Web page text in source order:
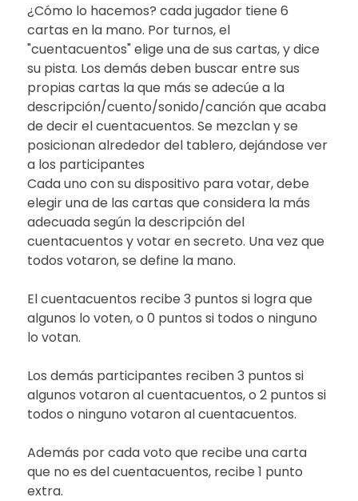
¿Cómo lo hacemos? cada jugador tiene 6
cartas en la mano. Por turnos, el
"cuentacuentos" elige una de sus cartas, y dice
su pista. Los demás deben buscar entre sus
propias cartas la que más se adecúe a la
descripción/cuento/sonido/canción que acaba
de decir el cuentacuentos. Se mezclan y se
posicionan alrededor del tablero, dejándose ver
a los participantes
Cada uno con su dispositivo para votar, debe
elegir una de las cartas que considera la más
adecuada según la descripción del
cuentacuentos y votar en secreto. Una vez que
todos votaron, se define la mano.
El cuentacuentos recibe 3 puntos si logra que
algunos lo voten, o 0 puntos si todos o ninguno
lo votan.
Los demás participantes reciben 3 puntos si
algunos votaron al cuentacuentos, o 2 puntos si
todos o ninguno votaron al cuentacuentos.
Además por cada voto que recibe una carta
que no es del cuentacuentos, recibe 1 punto
extra.